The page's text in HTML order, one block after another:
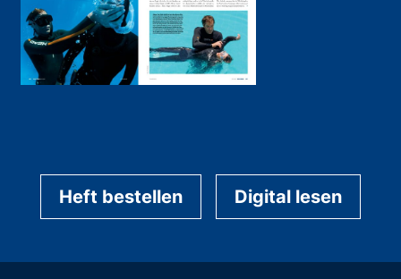
Heft bestellen Digital lesen